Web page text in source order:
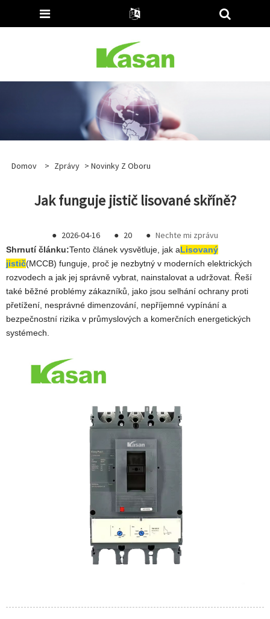
Domov > Zprávy > Novinky Z Oboru
Jak funguje jistič lisované skříně?
● 2026-04-16 ● 20 ● Nechte mi zprávu
Shrnutí článku:Tento článek vysvětluje, jak aLisovaný
jistič(MCCB) funguje, proč je nezbytný v moderních elektrických
rozvodech a jak jej správně vybrat, nainstalovat a udržovat. Řeší
také běžné problémy zákazníků, jako jsou selhání ochrany proti
přetížení, nesprávné dimenzování, nepříjemné vypínání a
bezpečnostní rizika v průmyslových a komerčních energetických
systémech.